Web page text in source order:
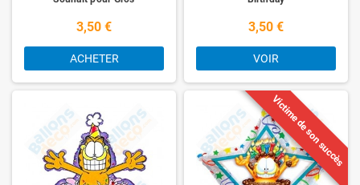
3,50 €
ACHETER
3,50 €
VOIR
Victime de son succès